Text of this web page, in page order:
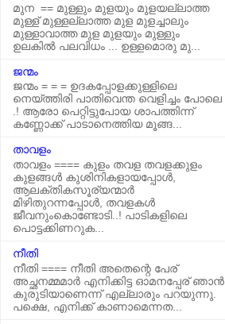
മുന == മുള്ളും മുളയും മുളയല്ലാത്ത
മുള്ള് മുള്ളല്ലാത്ത മുള മുളച്ചാലും
മുള്ളാവാത്ത മുള മുളയും മുള്ളും
ഉലകില്‍ പലവിധം ... ഉള്ളമൊരു മു...
ജന്മം
ജന്മം = = = ഉദകപ്പോളക്കുള്ളിലെ
നെയ്ത്തിരി പാതിവെന്ത വെളിച്ചം പോലെ
.! ആരോ പെറ്റിട്ടുപോയ ശാപത്തിന്ന്
കണ്ണോക്ക് പാടാനെത്തിയ മൂങ്ങ...
താവളം
താവളം ==== കുളം തവള തവളക്കുളം
കുളങ്ങൾ കുശിനികളായപ്പോൾ,
ആലക്തികസൂര്യന്മാർ
മിഴിതുറന്നപ്പോൾ, തവളകൾ
ജീവനുംകൊണ്ടോടി..! പാടികളിലെ
പൊട്ടക്കിണറുക...
നീതി
നീതി ==== നീതി അതെന്റെ പേര്
അച്ഛനമ്മമാർ എനിക്കിട്ട ഓമനപ്പേര് ഞാന്‍
കുരുടിയാണെന്ന് എല്ലാരും പറയുന്നു.
പക്ഷെ, എനിക്ക് കാണാമെന്നത...